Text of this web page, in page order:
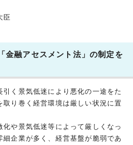
臣
金融アセスメント法」の制定を
引く景気低迷により悪化の一途をた
取り巻く経営環境は厳しい状況に置
や景気低迷等によって厳しくなっ
細企業が多く、経営基盤が脆弱であ